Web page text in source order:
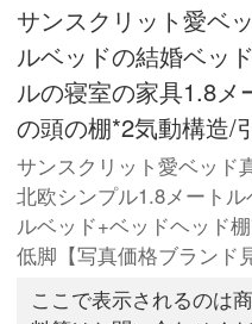
サンスクリット愛ベ
ルベッドの結婚ベッ
ルの寝室の家具1.8メ
の頭の棚*2気動構造/
サンスクリット愛ベッド
北欧シンプル1.8メート
ルベッド+ベッドヘッド
低脚【写真価格ブランド
ここで表示されるのは